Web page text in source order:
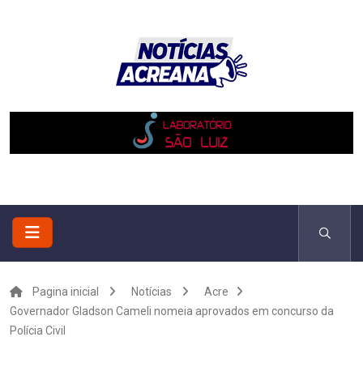
Pagina inicial Notícias
Acre
Governador Gladson Cameli nomeia aprovados em concurso da
Polícia Civil